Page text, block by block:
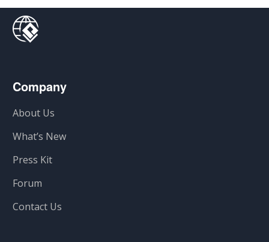
Company
About Us
What’s New
Press Kit
Forum
Contact Us